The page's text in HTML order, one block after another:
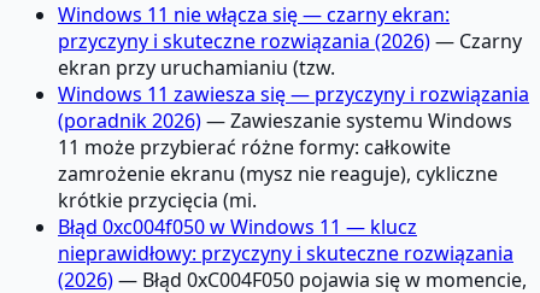
Windows 11 nie włącza się — czarny ekran:
przyczyny i skuteczne rozwiązania (2026)— Czarny
ekran przy uruchamianiu (tzw.
Windows 11 zawiesza się — przyczyny i rozwiązania
(poradnik 2026)— Zawieszanie systemu Windows
11 może przybierać różne formy: całkowite
zamrożenie ekranu (mysz nie reaguje), cykliczne
krótkie przycięcia (mi.
Błąd 0xc004f050 w Windows 11 — klucz
nieprawidłowy: przyczyny i skuteczne rozwiązania
(2026)— Błąd 0xC004F050 pojawia się w momencie,